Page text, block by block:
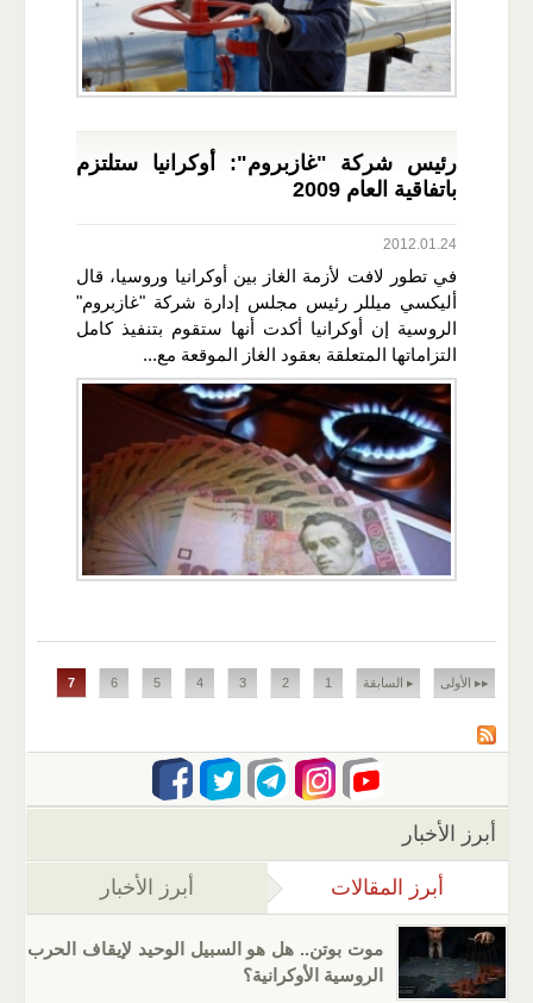
رئيس شركة "غازبروم": أوكرانيا ستلتزم
باتفاقية العام 2009
2012.01.24
في تطور لافت لأزمة الغاز بين أوكرانيا وروسيا، قال
أليكسي ميللر رئيس مجلس إدارة شركة "غازبروم"
الروسية إن أوكرانيا أكدت أنها ستقوم بتنفيذ كامل
التزاماتها المتعلقة بعقود الغاز الموقعة مع...
الصفحات
▸▸ الأولى ▸ السابقة 1
2
3
4
5
6
7
أبرز الأخبار
أبرز المقالات (علامة التبويب النشطة)
أبرز الأخبار
موت بوتن.. هل هو السبيل الوحيد لإيقاف الحرب
الروسية الأوكرانية؟